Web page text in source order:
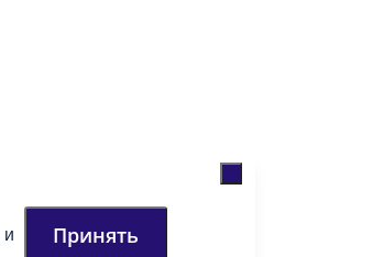
и
Принять